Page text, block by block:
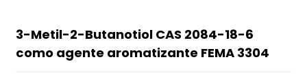
3-Metil-2-Butanotiol CAS 2084-18-6
como agente aromatizante FEMA 3304